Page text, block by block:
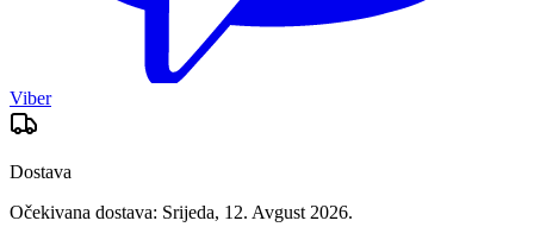
Viber
Dostava
Očekivana dostava: Srijeda, 12. Avgust 2026.